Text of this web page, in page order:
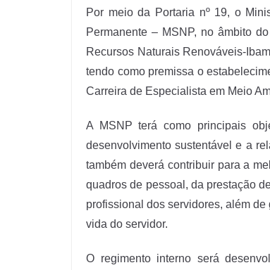
Por meio da Portaria nº 19, o
Permanente – MSNP, no âmbito
Recursos Naturais Renováveis-
tendo como premissa o
Carreira de Especialista em Meio
A MSNP terá como principais
desenvolvimento sustentável e a
também deverá contribuir para a
quadros de pessoal, da prestação
profissional dos servidores, além
vida do servidor.
O regimento interno será